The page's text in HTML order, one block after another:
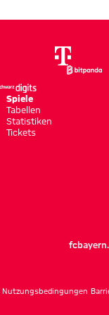
Top-
Spiele
Tabellen
Statistiken
Tickets
Nutzungsbedingungen